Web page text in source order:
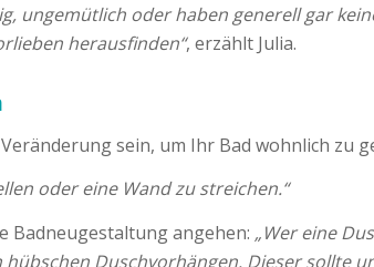
ungemütlich oder haben generell gar
herausfinden“, erzählt Julia.
sein, um Ihr Bad wohnlich zu
oder eine Wand zu streichen.“
Badneugestaltung angehen: „Wer eine
Duschvorhängen. Dieser sollte